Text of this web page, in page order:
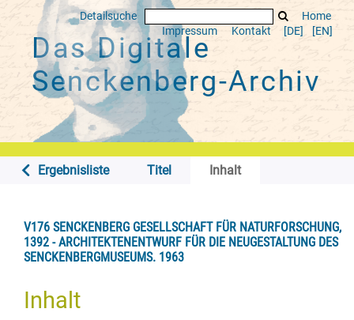
Detailsuche
Home
Impressum
Kontakt [DE] [EN]
Das Digitale
Senckenberg-Archiv
Ergebnisliste Titel Inhalt
V176 SENCKENBERG GESELLSCHAFT FÜR NATURFORSCHUNG,
1392 - ARCHITEKTENENTWURF FÜR DIE NEUGESTALTUNG DES
SENCKENBERGMUSEUMS. 1963
Inhalt